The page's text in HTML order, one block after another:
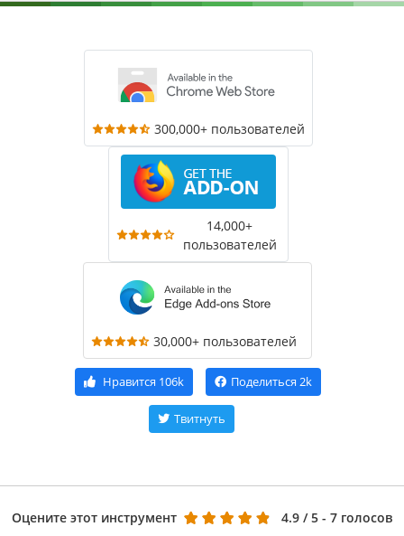
300,000+ пользователей
14,000+
пользователей
30,000+ пользователей
Нравится 106k Поделиться 2k
Твитнуть
Оцените этот инструмент 4.9 / 5 - 7 голосов